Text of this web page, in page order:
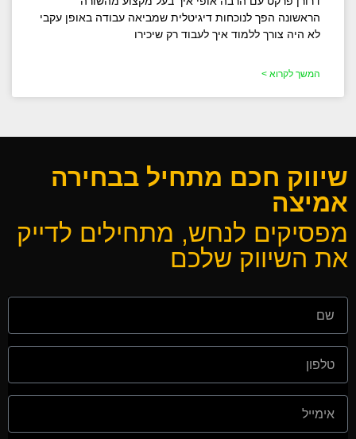
הראשונה הפך לנוכחות דיגיטלית שמביאה עבודה באופן עקבי
לא היה צורך ללמוד איך לעבוד רק שיכירו
המשך לקרוא >
שיווק חכם מתחיל בבחירה
אמיצה
מפסיקים לנחש, מתחילים לדייק
את השיווק שלכם